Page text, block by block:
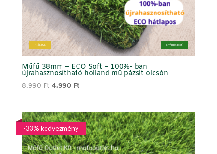
PRÉMIUM NYÁRI (sötét)
Műfű 38mm – ECO Soft – 100%- ban
újrahasznosítható holland mű pázsit olcsón
8.990Ft Original
8.990 Ft.
4.990 FtCurrent
4.990 Ft.
-33% kedvezmény